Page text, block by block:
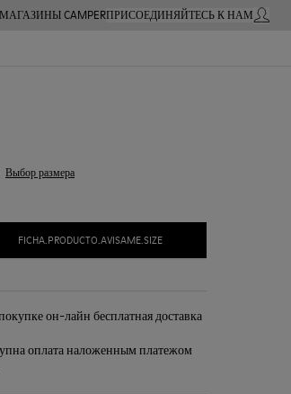
МАГАЗИНЫ CAMPERПРИСОЕДИНЯЙТЕСЬ К НАММОЙ
Выбор размера
FICHA.PRODUCTO.AVISAME.SIZE
он-лайн бесплатная доставка
оплата наложенным платежом